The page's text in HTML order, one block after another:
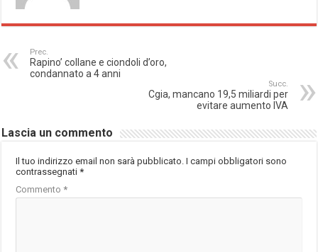
Prec.
Rapino’ collane e ciondoli d’oro,
condannato a 4 anni
Succ.
Cgia, mancano 19,5 miliardi per
evitare aumento IVA
Lascia un commento
Il tuo indirizzo email non sarà pubblicato. I campi obbligatori sono
contrassegnati*
Commento*